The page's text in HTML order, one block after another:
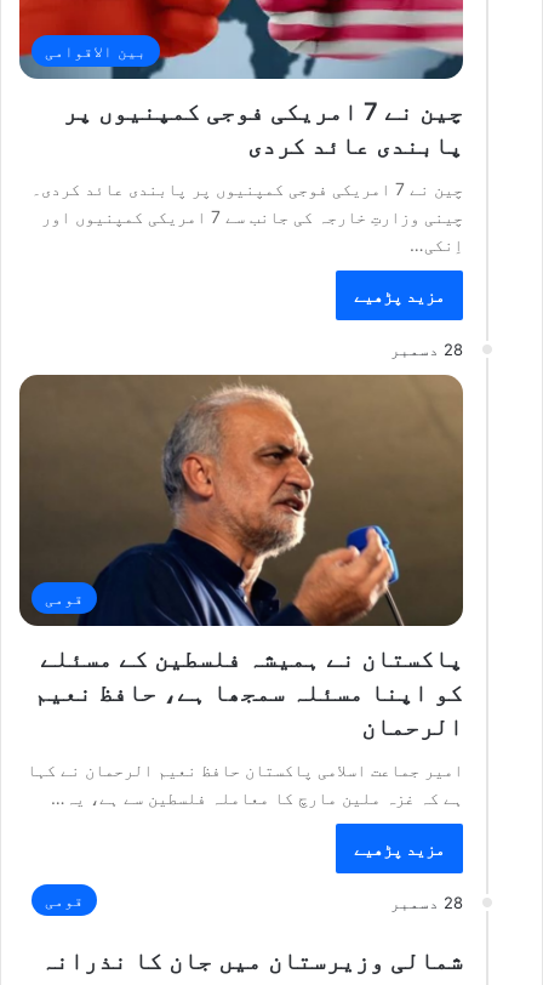
بین الاقوامی
چین نے 7 امریکی فوجی کمپنیوں پر
پابندی عائد کردی
چین نے 7 امریکی فوجی کمپنیوں پر پابندی عائد کردی۔
چینی وزارتِ خارجہ کی جانب سے 7 امریکی کمپنیوں اور
اِنکی…
مزید پڑھیے
28 دسمبر
قومی
پاکستان نے ہمیشہ فلسطین کے مسئلے
کو اپنا مسئلہ سمجھا ہے، حافظ نعیم
الرحمان
امیر جماعت اسلامی پاکستان حافظ نعیم الرحمان نے کہا
ہے کہ غزہ ملین مارچ کا معاملہ فلسطین سے ہے، یہ…
مزید پڑھیے
28 دسمبر قومی
شمالی وزیرستان میں جان کا نذرانہ